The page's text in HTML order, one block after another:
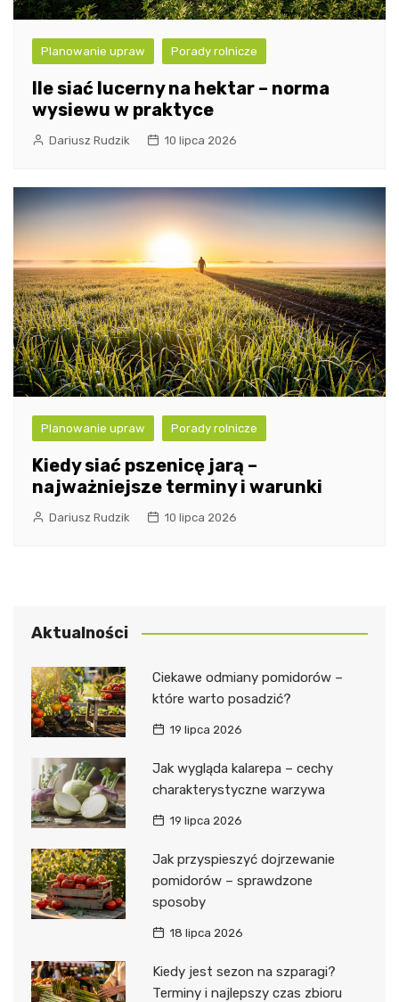
Planowanie upraw Porady rolnicze
Ile siać lucerny na hektar – norma
wysiewu w praktyce
Dariusz Rudzik 10 lipca 2026
Planowanie upraw Porady rolnicze
Kiedy siać pszenicę jarą –
najważniejsze terminy i warunki
Dariusz Rudzik 10 lipca 2026
Aktualności
Ciekawe odmiany pomidorów –
które warto posadzić?
19 lipca 2026
Jak wygląda kalarepa – cechy
charakterystyczne warzywa
19 lipca 2026
Jak przyspieszyć dojrzewanie
pomidorów – sprawdzone
sposoby
18 lipca 2026
Kiedy jest sezon na szparagi?
Terminy i najlepszy czas zbioru